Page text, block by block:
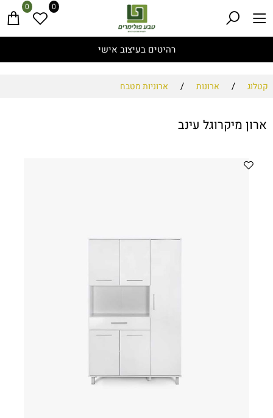
רהיטים בעיצוב אישי
0 0
קטלוג / ארונות / ארוניות מטבח
ארון מיקרוגל עינב